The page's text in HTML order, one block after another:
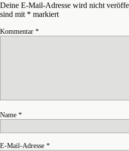
Deine E-Mail-Adresse wird nicht
sind mit * markiert
Kommentar *
Name *
E-Mail-Adresse *